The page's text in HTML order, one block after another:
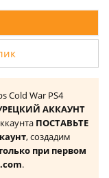
Cold War PS4
АККАУНТ
ПОСТАВЬТЕ
, создадим
при первом
.